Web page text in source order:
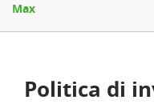
Politica di